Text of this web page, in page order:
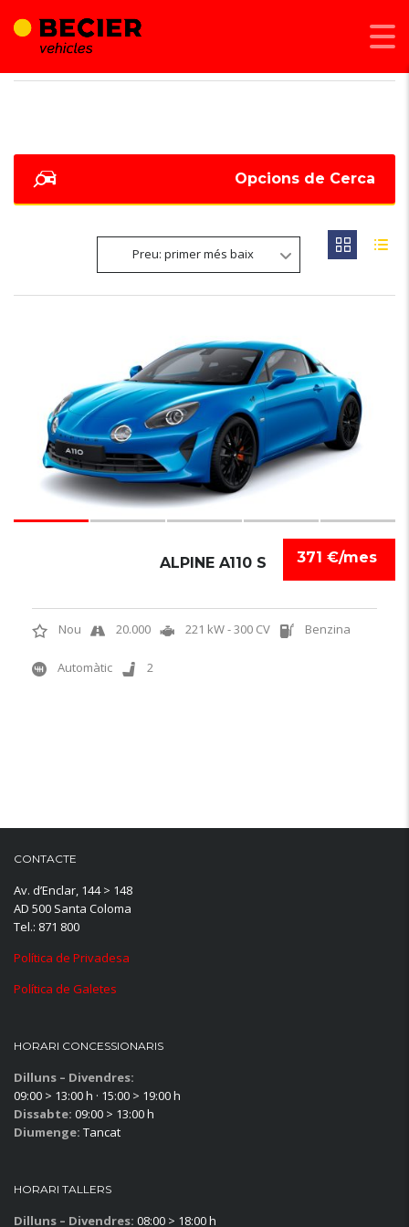
Opcions de Cerca
Preu: primer més baix
371 €/mes
ALPINE A110 S
Nou 20.000 221 kW - 300 CV Benzina
Automàtic 2
CONTACTE
Av. d’Enclar, 144 > 148
AD 500 Santa Coloma
Tel.: 871 800
Política de Privadesa
Política de Galetes
HORARI CONCESSIONARIS
Dilluns – Divendres:
09:00 > 13:00 h · 15:00 > 19:00 h
Dissabte: 09:00 > 13:00 h
Diumenge: Tancat
HORARI TALLERS
Dilluns – Divendres: 08:00 > 18:00 h